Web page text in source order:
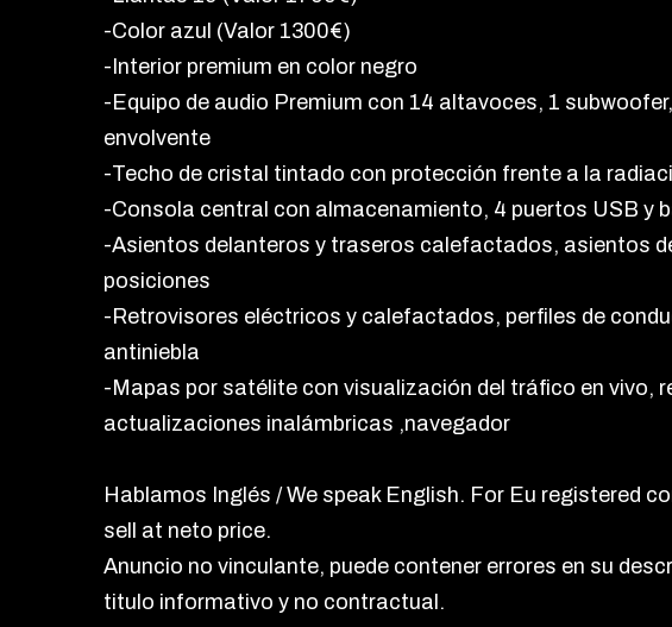
-Color azul (Valor 1300€)
-Interior premium en color negro
-Equipo de audio Premium con 14 altavoces, 1
envolvente
-Techo de cristal tintado con protección frente a la
-Consola central con almacenamiento, 4 puertos USB y
-Asientos delanteros y traseros calefactados, asientos
posiciones
-Retrovisores eléctricos y calefactados, perfiles de
antiniebla
-Mapas por satélite con visualización del tráfico en vivo,
actualizaciones inalámbricas ,navegador
Hablamos Inglés / We speak English. For Eu registered
sell at neto price.
Anuncio no vinculante, puede contener errores en su
titulo informativo y no contractual.